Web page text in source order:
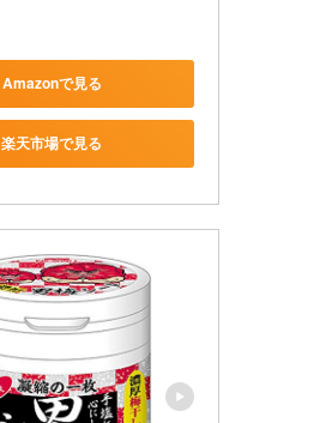
Amazonで見る
楽天市場で見る